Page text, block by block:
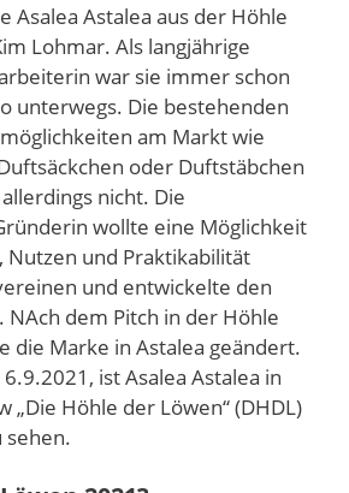
Asalea Astalea aus der Höhle
Lohmar. Als langjährige
war sie immer schon
unterwegs. Die bestehenden
am Markt wie
oder Duftstäbchen
nicht. Die
wollte eine Möglichkeit
Nutzen und Praktikabilität
und entwickelte den
NAch dem Pitch in der Höhle
die Marke in Astalea geändert.
ist Asalea Astalea in
„Die Höhle der Löwen“ (DHDL)
sehen.